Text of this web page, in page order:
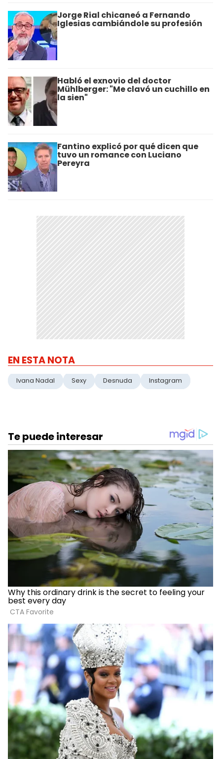
Jorge Rial chicaneó a Fernando
Iglesias cambiándole su profesión
Habló el exnovio del doctor
Mühlberger: "Me clavó un cuchillo en
la sien"
Fantino explicó por qué dicen que
tuvo un romance con Luciano
Pereyra
EN ESTA NOTA
Ivana Nadal Sexy Desnuda Instagram